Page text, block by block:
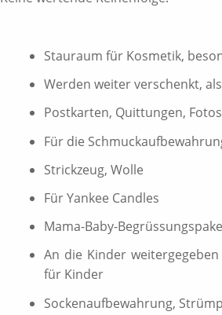
Stauraum für Kosmetik,
Werden weiter verschenkt,
Postkarten, Quittungen,
Für die
Strickzeug, Wolle
Für Yankee Candles
Mama-Baby-
An die Kinder
für Kinder
Sockenaufbewahrung,